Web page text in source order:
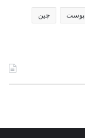
پوست چین